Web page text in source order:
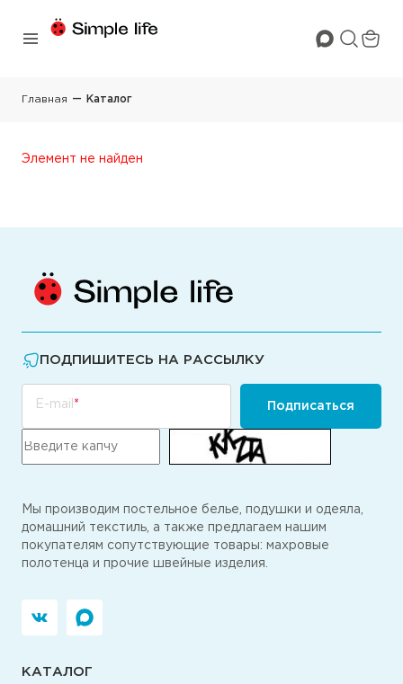
Главная Каталог
Элемент не найден
ПОДПИШИТЕСЬ НА РАССЫЛКУ
E-mail Подписаться
Мы производим постельное белье, подушки и одеяла,
домашний текстиль, а также предлагаем нашим
покупателям сопутствующие товары: махровые
полотенца и прочие швейные изделия.
КАТАЛОГ